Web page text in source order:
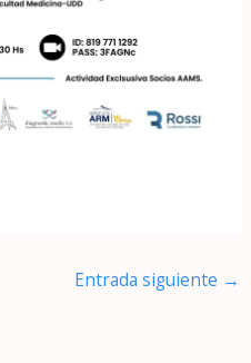
Entrada siguiente →